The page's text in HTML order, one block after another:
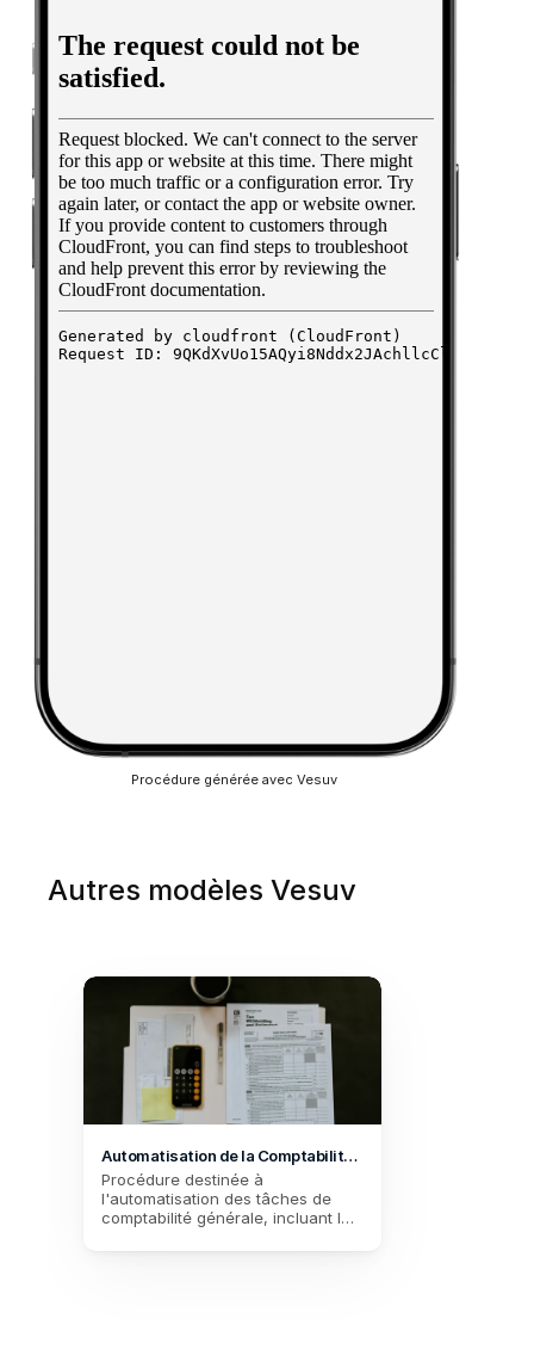
Procédure générée avec Vesuv
Autres modèles Vesuv
Automatisation de la Comptabilité
Generale
Procédure destinée à
l'automatisation des tâches de
comptabilité générale, incluant la
des performances financières et